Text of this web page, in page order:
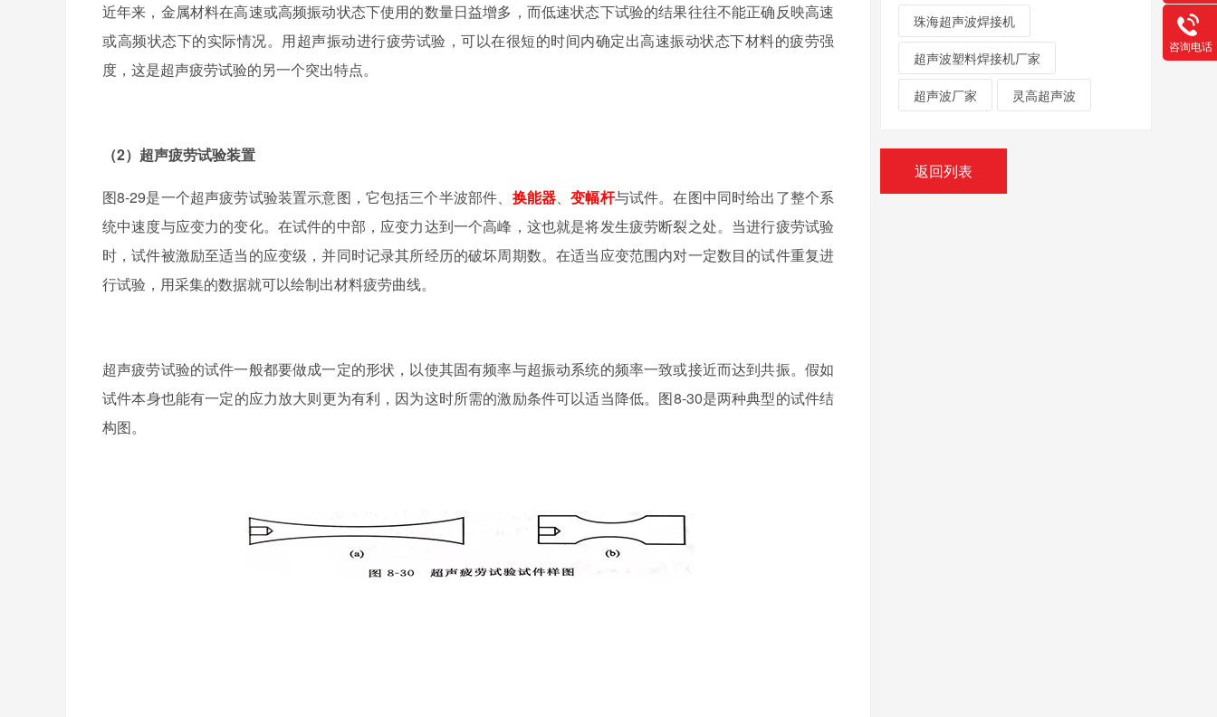
近年来，金属材料在高速或高频振动状态下使用的数量日益增多，而低速状态下试验的结果往往不能正确反映高速
或高频状态下的实际情况。用超声振动进行疲劳试验，可以在很短的时间内确定出高速振动状态下材料的疲劳强
度，这是超声疲劳试验的另一个突出特点。
（2）超声疲劳试验装置
图8-29是一个超声疲劳试验装置示意图，它包括三个半波部件、 换能器、变幅杆与试件。在图中同时给出了整个系
统中速度与应变力的变化。在试件的中部，应变力达到一个高峰，这也就是将发生疲劳断裂之处。当进行疲劳试验
时，试件被激励至适当的应变级，并同时记录其所经历的破坏周期数。在适当应变范围内对一定数目的试件重复进
行试验，用采集的数据就可以绘制出材料疲劳曲线。
超声疲劳试验的试件一般都要做成一定的形状，以使其固有频率与超振动系统的频率一致或接近而达到共振。假如
试件本身也能有一定的应力放大则更为有利，因为这时所需的激励条件可以适当降低。图8-30是两种典型的试件结
构图。
珠海超声波焊接机
超声波塑料焊接机厂家
超声波厂家 灵高超声波
返回列表
咨询电话